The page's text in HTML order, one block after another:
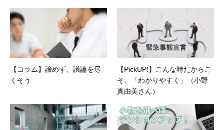
【コラム】諦めず、議論を尽
くそう
【PickUP!】こんな時だからこ
そ、「わかりやすく」（小野
真由美さん）